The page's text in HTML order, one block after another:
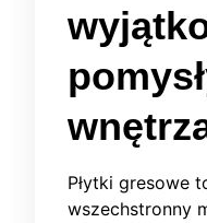
Płytki gresowe
wszechstronny